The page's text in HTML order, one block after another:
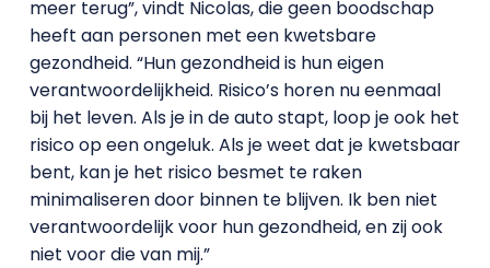
meer terug”, vindt Nicolas, die geen boodschap
heeft aan personen met een kwetsbare
gezondheid. “Hun gezondheid is hun eigen
verantwoordelijkheid. Risico’s horen nu eenmaal
bij het leven. Als je in de auto stapt, loop je ook het
risico op een ongeluk. Als je weet dat je kwetsbaar
bent, kan je het risico besmet te raken
minimaliseren door binnen te blijven. Ik ben niet
verantwoordelijk voor hun gezondheid, en zij ook
niet voor die van mij.”